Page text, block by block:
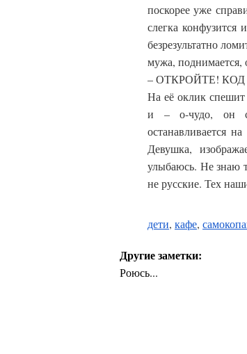
поскорее уже
слегка
безрезультатно
мужа, поднимается,
– ОТКРОЙТЕ! КОД
На её оклик
и – о-чудо, он
останавливается
Девушка,
улыбаюсь. Не знаю
не русские. Тех
дети, кафе,
Другие заметки:
Роюсь...